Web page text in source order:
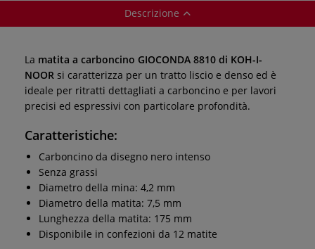
Descrizione
La matita a carboncino GIOCONDA 8810 di KOH-I-
NOOR si caratterizza per un tratto liscio e denso ed è
ideale per ritratti dettagliati a carboncino e per lavori
precisi ed espressivi con particolare profondità.
Caratteristiche:
Carboncino da disegno nero intenso
Senza grassi
Diametro della mina: 4,2 mm
Diametro della matita: 7,5 mm
Lunghezza della matita: 175 mm
Disponibile in confezioni da 12 matite